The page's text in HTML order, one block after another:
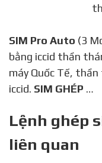
SIM Pro Auto (3
bằng iccid thần
máy Quốc Tế,
iccid. SIM GHÉP …
Lệnh ghép
liên quan